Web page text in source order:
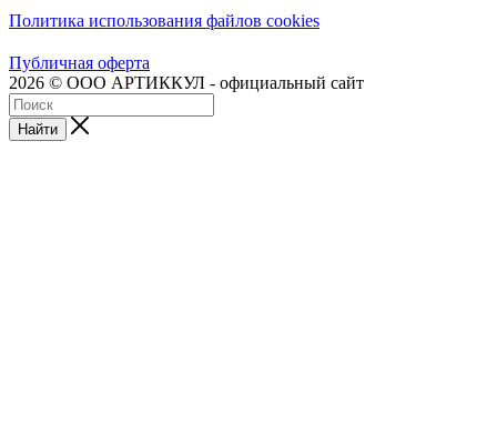
Политика использования файлов cookies
Публичная оферта
2026 © ООО АРТИККУЛ - официальный сайт
Найти